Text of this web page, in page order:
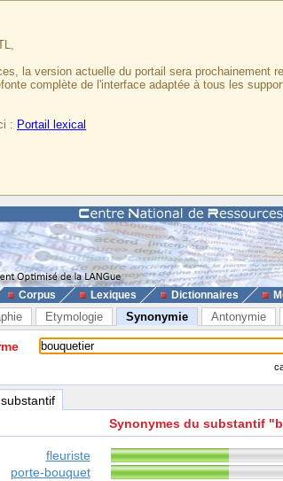
la version actuelle du portail sera prochainement
complète de l'interface adaptée à tous les
: Portail lexical
Corpus Lexiques Dictionnaires
Etymologie Synonymie Antonymie
, substantif
Synonymes du substantif
fleuriste
porte-bouquet